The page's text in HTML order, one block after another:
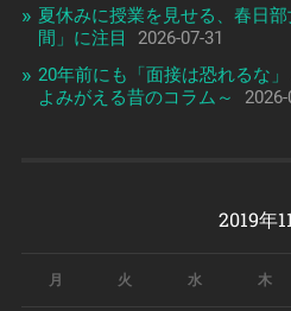
夏休みに授業を見せる、春日
間」に注目
2026-07-31
20年前にも「面接は恐れるな
よみがえる昔のコラム～
2019年
月 火 水 木